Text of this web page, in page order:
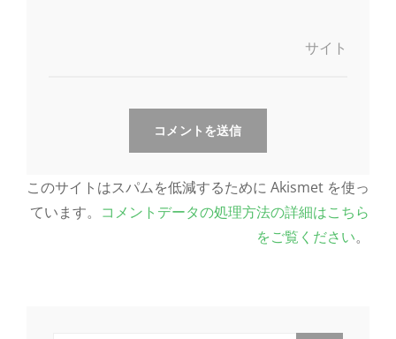
サイト
このサイトはスパムを低減するために Akismet を使っ
ています。 コメントデータの処理方法の詳細はこちら
をご覧ください。